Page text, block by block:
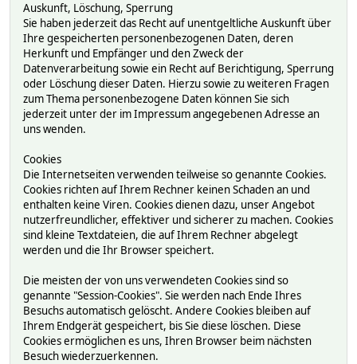
Auskunft, Löschung, Sperrung
Sie haben jederzeit das Recht auf unentgeltliche Auskunft über
Ihre gespeicherten personenbezogenen Daten, deren
Herkunft und Empfänger und den Zweck der
Datenverarbeitung sowie ein Recht auf Berichtigung, Sperrung
oder Löschung dieser Daten. Hierzu sowie zu weiteren Fragen
zum Thema personenbezogene Daten können Sie sich
jederzeit unter der im Impressum angegebenen Adresse an
uns wenden.
Cookies
Die Internetseiten verwenden teilweise so genannte Cookies.
Cookies richten auf Ihrem Rechner keinen Schaden an und
enthalten keine Viren. Cookies dienen dazu, unser Angebot
nutzerfreundlicher, effektiver und sicherer zu machen. Cookies
sind kleine Textdateien, die auf Ihrem Rechner abgelegt
werden und die Ihr Browser speichert.
Die meisten der von uns verwendeten Cookies sind so
genannte "Session-Cookies". Sie werden nach Ende Ihres
Besuchs automatisch gelöscht. Andere Cookies bleiben auf
Ihrem Endgerät gespeichert, bis Sie diese löschen. Diese
Cookies ermöglichen es uns, Ihren Browser beim nächsten
Besuch wiederzuerkennen.